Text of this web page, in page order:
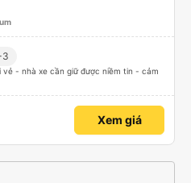
- nhà xe cần giữ được niềm tin - cảm
Xem giá